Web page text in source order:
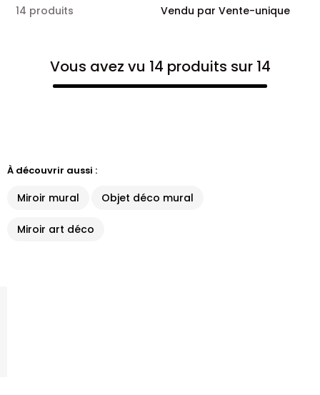
14 produits Vendu par Vente-unique
Vous avez vu 14 produits sur 14
À découvrir aussi :
Miroir mural Objet déco mural
Miroir art déco